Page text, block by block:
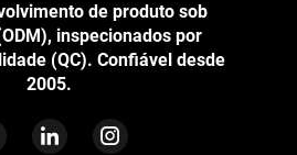
de produto sob
inspecionados por
(QC). Confiável desde
2005.